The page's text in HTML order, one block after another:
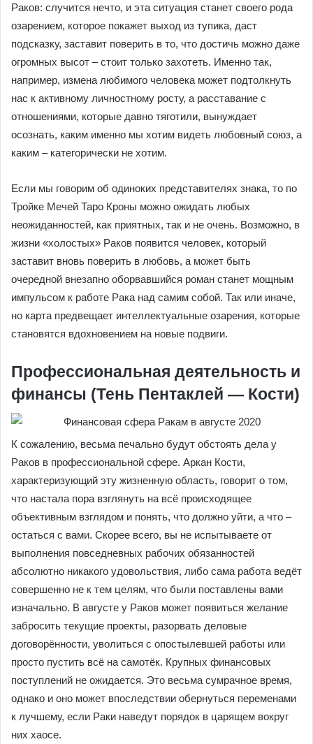
Раков: случится нечто, и эта ситуация станет своего рода
озарением, которое покажет выход из тупика, даст
подсказку, заставит поверить в то, что достичь можно даже
огромных высот – стоит только захотеть. Именно так,
например, измена любимого человека может подтолкнуть
нас к активному личностному росту, а расставание с
отношениями, которые давно тяготили, вынуждает
осознать, каким именно мы хотим видеть любовный союз, а
каким – категорически не хотим.
Если мы говорим об одиноких представителях знака, то по
Тройке Мечей Таро Кроны можно ожидать любых
неожиданностей, как приятных, так и не очень. Возможно, в
жизни «холостых» Раков появится человек, который
заставит вновь поверить в любовь, а может быть
очередной внезапно оборвавшийся роман станет мощным
импульсом к работе Рака над самим собой. Так или иначе,
но карта предвещает интеллектуальные озарения, которые
становятся вдохновением на новые подвиги.
Профессиональная деятельность и
финансы (Тень Пентаклей — Кости)
К сожалению, весьма печально будут обстоять дела у
Раков в профессиональной сфере. Аркан Кости,
характеризующий эту жизненную область, говорит о том,
что настала пора взглянуть на всё происходящее
объективным взглядом и понять, что должно уйти, а что –
остаться с вами. Скорее всего, вы не испытываете от
выполнения повседневных рабочих обязанностей
абсолютно никакого удовольствия, либо сама работа ведёт
совершенно не к тем целям, что были поставлены вами
изначально. В августе у Раков может появиться желание
забросить текущие проекты, разорвать деловые
договорённости, уволиться с опостылевшей работы или
просто пустить всё на самотёк. Крупных финансовых
поступлений не ожидается. Это весьма сумрачное время,
однако и оно может впоследствии обернуться переменами
к лучшему, если Раки наведут порядок в царящем вокруг
них хаосе.